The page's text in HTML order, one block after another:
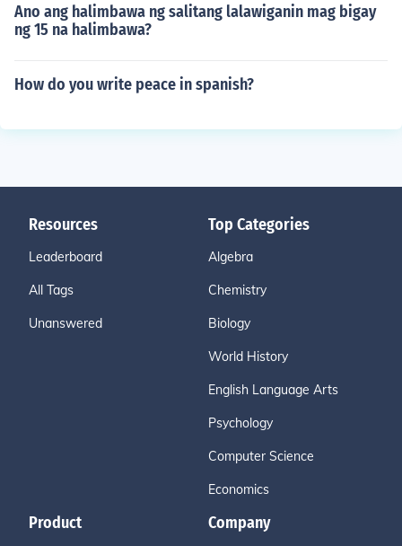
Ano ang halimbawa ng salitang lalawiganin mag bigay
ng 15 na halimbawa?
How do you write peace in spanish?
Resources
Leaderboard
All Tags
Unanswered
Top Categories
Algebra
Chemistry
Biology
World History
English Language Arts
Psychology
Computer Science
Economics
Product Company